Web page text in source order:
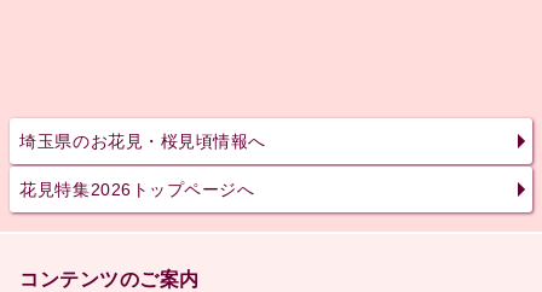
埼玉県のお花見・桜見頃情報へ
花見特集2026トップページへ
コンテンツのご案内